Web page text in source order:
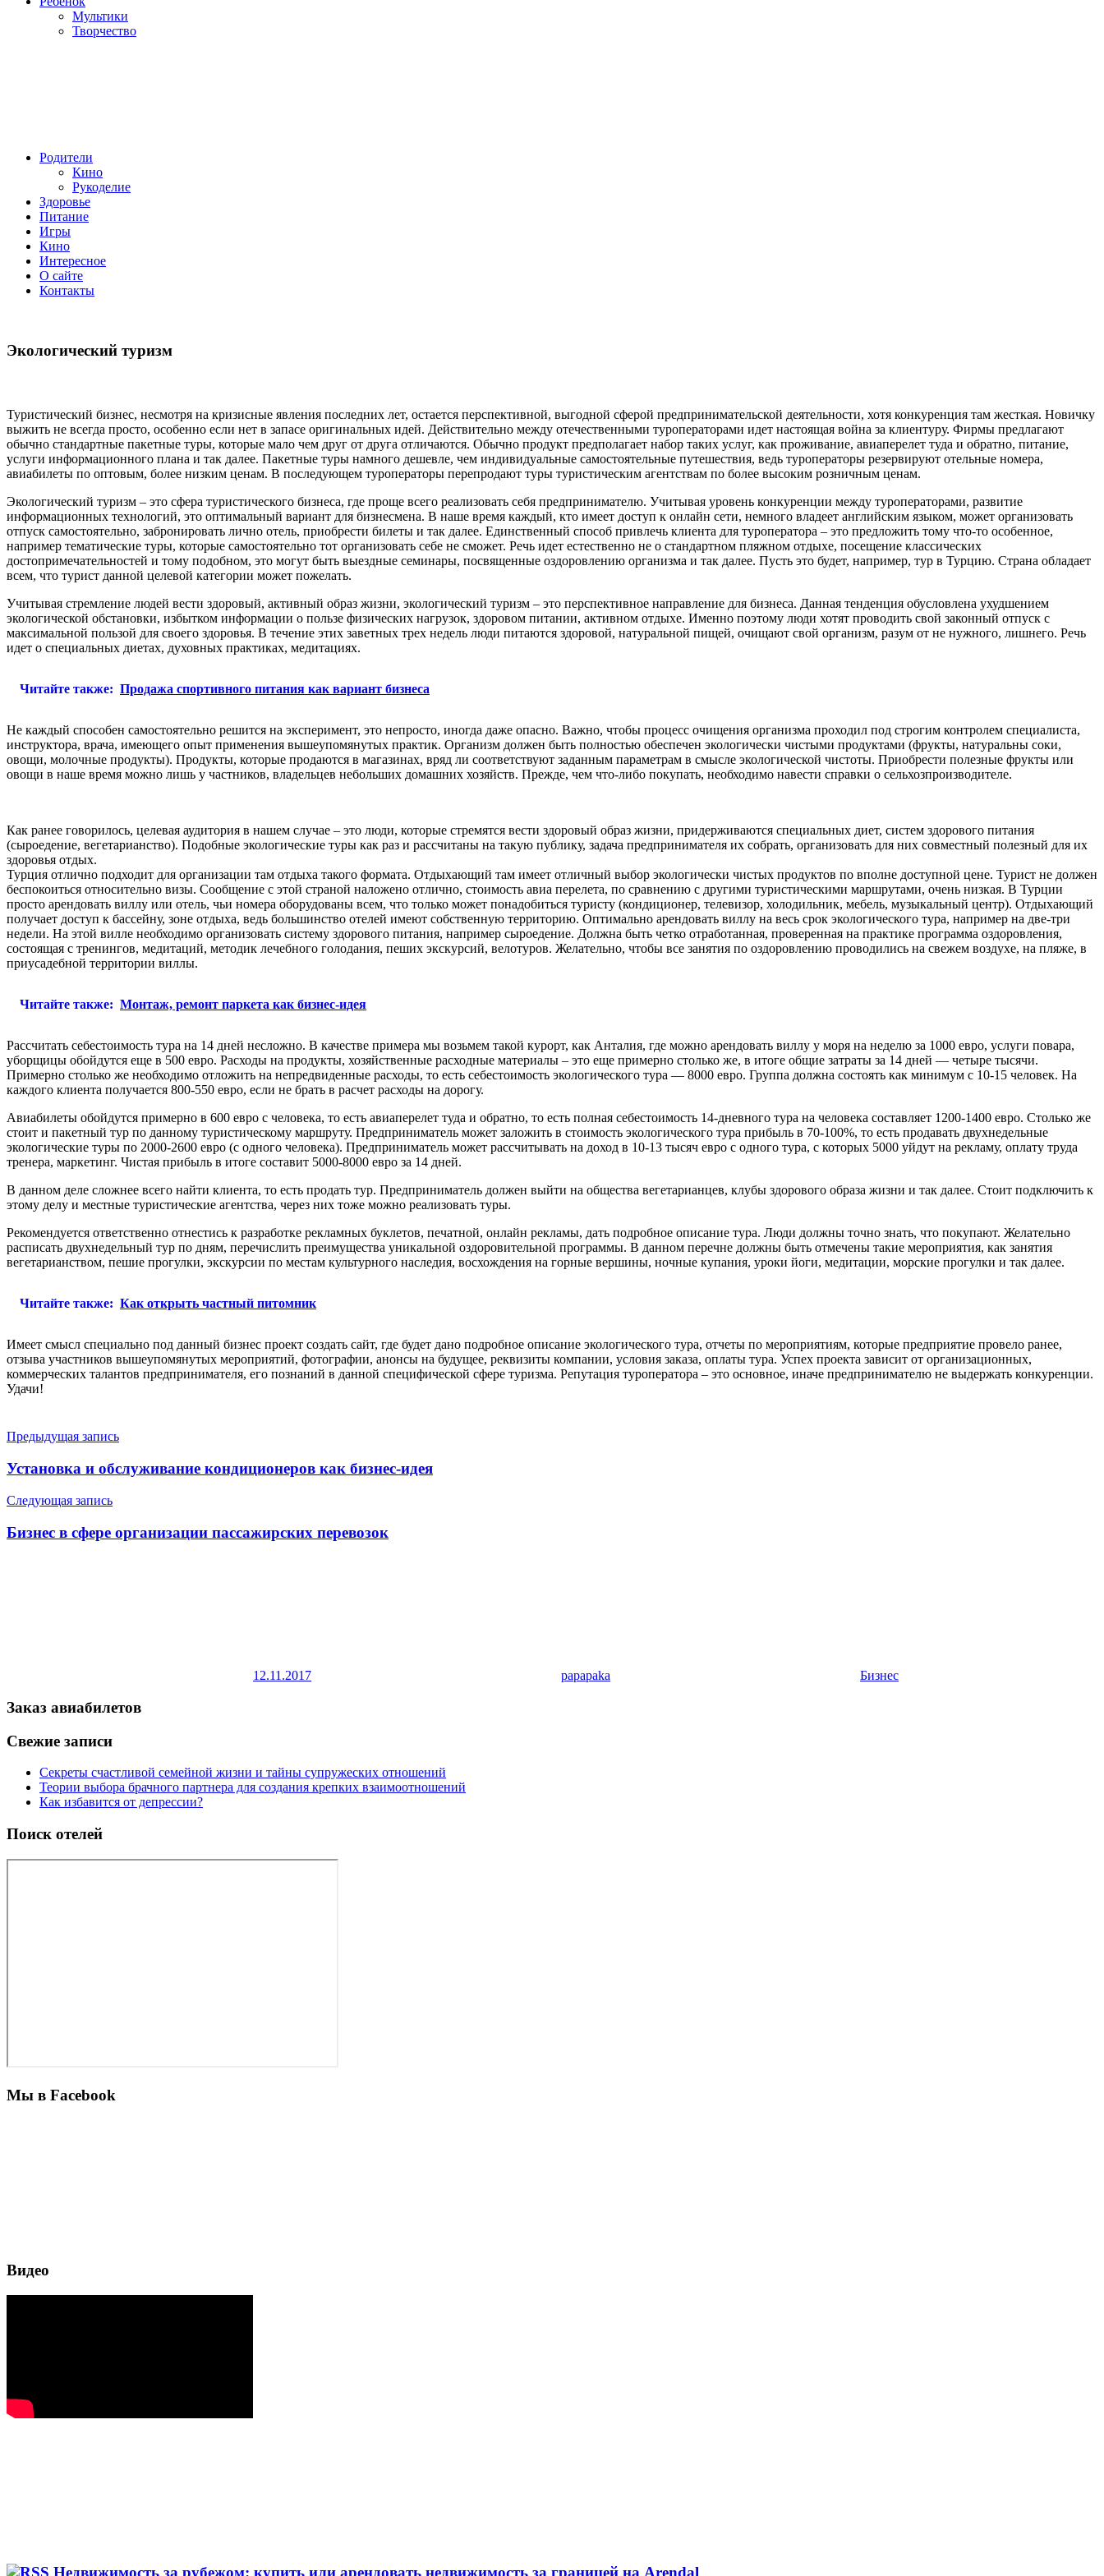
Мультики
Творчество
Родители
Кино
Рукоделие
Здоровье
Питание
Игры
Кино
Интересное
О сайте
Контакты
Экологический туризм
Туристический бизнес, несмотря на кризисные явления последних лет, остается перспективной, выгодной сферой предпринимательской деятельности, хотя конкуренция там жесткая. Новичку
выжить не всегда просто, особенно если нет в запасе оригинальных идей. Действительно между отечественными туроператорами идет настоящая война за клиентуру. Фирмы предлагают
обычно стандартные пакетные туры, которые мало чем друг от друга отличаются. Обычно продукт предполагает набор таких услуг, как проживание, авиаперелет туда и обратно, питание,
услуги информационного плана и так далее. Пакетные туры намного дешевле, чем индивидуальные самостоятельные путешествия, ведь туроператоры резервируют отельные номера,
авиабилеты по оптовым, более низким ценам. В последующем туроператоры перепродают туры туристическим агентствам по более высоким розничным ценам.
Экологический туризм – это сфера туристического бизнеса, где проще всего реализовать себя предпринимателю. Учитывая уровень конкуренции между туроператорами, развитие
информационных технологий, это оптимальный вариант для бизнесмена. В наше время каждый, кто имеет доступ к онлайн сети, немного владеет английским языком, может организовать
отпуск самостоятельно, забронировать лично отель, приобрести билеты и так далее. Единственный способ привлечь клиента для туроператора – это предложить тому что-то особенное,
например тематические туры, которые самостоятельно тот организовать себе не сможет. Речь идет естественно не о стандартном пляжном отдыхе, посещение классических
достопримечательностей и тому подобном, это могут быть выездные семинары, посвященные оздоровлению организма и так далее. Пусть это будет, например, тур в Турцию. Страна обладает
всем, что турист данной целевой категории может пожелать.
Учитывая стремление людей вести здоровый, активный образ жизни, экологический туризм – это перспективное направление для бизнеса. Данная тенденция обусловлена ухудшением
экологической обстановки, избытком информации о пользе физических нагрузок, здоровом питании, активном отдыхе. Именно поэтому люди хотят проводить свой законный отпуск с
максимальной пользой для своего здоровья. В течение этих заветных трех недель люди питаются здоровой, натуральной пищей, очищают свой организм, разум от не нужного, лишнего. Речь
идет о специальных диетах, духовных практиках, медитациях.
Читайте также: Продажа спортивного питания как вариант бизнеса
Не каждый способен самостоятельно решится на эксперимент, это непросто, иногда даже опасно. Важно, чтобы процесс очищения организма проходил под строгим контролем специалиста,
инструктора, врача, имеющего опыт применения вышеупомянутых практик. Организм должен быть полностью обеспечен экологически чистыми продуктами (фрукты, натуральны соки,
овощи, молочные продукты). Продукты, которые продаются в магазинах, вряд ли соответствуют заданным параметрам в смысле экологической чистоты. Приобрести полезные фрукты или
овощи в наше время можно лишь у частников, владельцев небольших домашних хозяйств. Прежде, чем что-либо покупать, необходимо навести справки о сельхозпроизводителе.
Как ранее говорилось, целевая аудитория в нашем случае – это люди, которые стремятся вести здоровый образ жизни, придерживаются специальных диет, систем здорового питания
(сыроедение, вегетарианство). Подобные экологические туры как раз и рассчитаны на такую публику, задача предпринимателя их собрать, организовать для них совместный полезный для их
здоровья отдых.
Турция отлично подходит для организации там отдыха такого формата. Отдыхающий там имеет отличный выбор экологически чистых продуктов по вполне доступной цене. Турист не должен
беспокоиться относительно визы. Сообщение с этой страной наложено отлично, стоимость авиа перелета, по сравнению с другими туристическими маршрутами, очень низкая. В Турции
просто арендовать виллу или отель, чьи номера оборудованы всем, что только может понадобиться туристу (кондиционер, телевизор, холодильник, мебель, музыкальный центр). Отдыхающий
получает доступ к бассейну, зоне отдыха, ведь большинство отелей имеют собственную территорию. Оптимально арендовать виллу на весь срок экологического тура, например на две-три
недели. На этой вилле необходимо организовать систему здорового питания, например сыроедение. Должна быть четко отработанная, проверенная на практике программа оздоровления,
состоящая с тренингов, медитаций, методик лечебного голодания, пеших экскурсий, велотуров. Желательно, чтобы все занятия по оздоровлению проводились на свежем воздухе, на пляже, в
приусадебной территории виллы.
Читайте также: Монтаж, ремонт паркета как бизнес-идея
Рассчитать себестоимость тура на 14 дней несложно. В качестве примера мы возьмем такой курорт, как Анталия, где можно арендовать виллу у моря на неделю за 1000 евро, услуги повара,
уборщицы обойдутся еще в 500 евро. Расходы на продукты, хозяйственные расходные материалы – это еще примерно столько же, в итоге общие затраты за 14 дней — четыре тысячи.
Примерно столько же необходимо отложить на непредвиденные расходы, то есть себестоимость экологического тура — 8000 евро. Группа должна состоять как минимум с 10-15 человек. На
каждого клиента получается 800-550 евро, если не брать в расчет расходы на дорогу.
Авиабилеты обойдутся примерно в 600 евро с человека, то есть авиаперелет туда и обратно, то есть полная себестоимость 14-дневного тура на человека составляет 1200-1400 евро. Столько же
стоит и пакетный тур по данному туристическому маршруту. Предприниматель может заложить в стоимость экологического тура прибыль в 70-100%, то есть продавать двухнедельные
экологические туры по 2000-2600 евро (с одного человека). Предприниматель может рассчитывать на доход в 10-13 тысяч евро с одного тура, с которых 5000 уйдут на рекламу, оплату труда
тренера, маркетинг. Чистая прибыль в итоге составит 5000-8000 евро за 14 дней.
В данном деле сложнее всего найти клиента, то есть продать тур. Предприниматель должен выйти на общества вегетарианцев, клубы здорового образа жизни и так далее. Стоит подключить к
этому делу и местные туристические агентства, через них тоже можно реализовать туры.
Рекомендуется ответственно отнестись к разработке рекламных буклетов, печатной, онлайн рекламы, дать подробное описание тура. Люди должны точно знать, что покупают. Желательно
расписать двухнедельный тур по дням, перечислить преимущества уникальной оздоровительной программы. В данном перечне должны быть отмечены такие мероприятия, как занятия
вегетарианством, пешие прогулки, экскурсии по местам культурного наследия, восхождения на горные вершины, ночные купания, уроки йоги, медитации, морские прогулки и так далее.
Читайте также: Как открыть частный питомник
Имеет смысл специально под данный бизнес проект создать сайт, где будет дано подробное описание экологического тура, отчеты по мероприятиям, которые предприятие провело ранее,
отзыва участников вышеупомянутых мероприятий, фотографии, анонсы на будущее, реквизиты компании, условия заказа, оплаты тура. Успех проекта зависит от организационных,
коммерческих талантов предпринимателя, его познаний в данной специфической сфере туризма. Репутация туроператора – это основное, иначе предпринимателю не выдержать конкуренции.
Удачи!
Навигация
по
Предыдущая запись
Установка и обслуживание кондиционеров как бизнес-идея
Следующая запись
Бизнес в сфере организации пассажирских перевозок
12.11.2017 papapaka Бизнес
Заказ авиабилетов
Свежие записи
Секреты счастливой семейной жизни и тайны супружеских отношений
Теории выбора брачного партнера для создания крепких взаимоотношений
Как избавится от депрессии?
Поиск отелей
Мы в Facebook
Видео
Недвижимость за рубежом: купить или арендовать недвижимость за границей на Arendal